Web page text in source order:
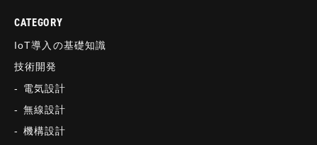
CATEGORY
IoT導入の基礎知識
技術開発
電気設計
無線設計
機構設計